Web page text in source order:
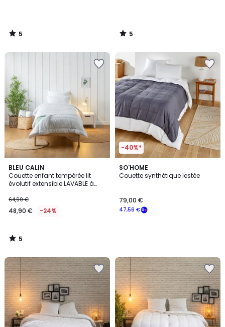
5
/
5
/
BLEU CALIN
Couette enfant tempérée lit
évolutif extensible LAVABLE à
64,90 €
48,90 € -24%
5
/
5
5
/
-40%*
SO'HOME
Couette synthétique lestée
47,56 €
79,00 €